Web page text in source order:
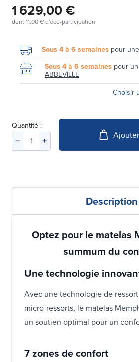
1 629,00 €
dont11,00 €d'éco-participation
Sous 4 à 6 semaines pour une
Sous 4 à 6 semaines pour
ABBEVILLE
Choisir
Quantité :
Description
Optez pour le matelas
summum du
Une technologie
Avec une technologie de
micro-ressorts, le matelas
un soutien optimal pour un
7 zones de confort